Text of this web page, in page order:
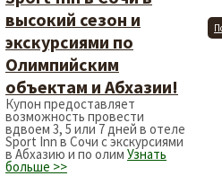
высокий сезон и
экскурсиями по
Олимпийским
объектам и Абхазии!
Купон предоставляет
возможность провести
вдвоем 3, 5 или 7 дней в отеле
Sport Inn в Сочи с экскурсиями
в Абхазию и по олим Узнать
больше >>